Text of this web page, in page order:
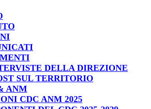
DELLA DIREZIONE
SUL TERRITORIO
ANM
CDC ANM 2025